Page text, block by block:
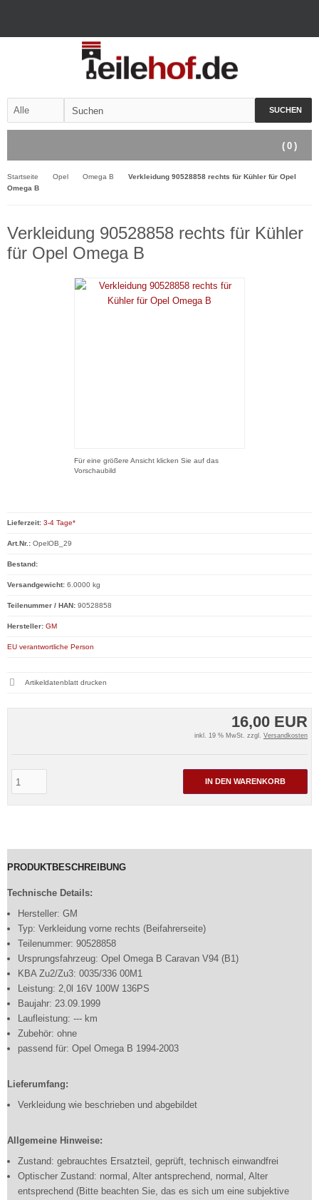
SUCHEN
( 0 )
Startseite Opel Omega B
Verkleidung 90528858 rechts für Kühler für Opel
Omega B
Verkleidung 90528858 rechts für Kühler
für Opel Omega B
Für eine größere Ansicht klicken Sie auf das
Vorschaubild
16,00 EUR
inkl. 19 % MwSt. zzgl. Versandkosten
IN DEN WARENKORB
Lieferzeit: 3-4 Tage*
Art.Nr.: OpelOB_29
Bestand:
Versandgewicht: 6.0000 kg
Teilenummer / HAN: 90528858
Hersteller: GM
EU verantwortliche Person
Artikeldatenblatt drucken
PRODUKTBESCHREIBUNG
Technische Details:
Hersteller: GM
Typ: Verkleidung vorne rechts (Beifahrerseite)
Teilenummer: 90528858
Ursprungsfahrzeug: Opel Omega B Caravan V94 (B1)
KBA Zu2/Zu3: 0035/336 00M1
Leistung: 2,0l 16V 100W 136PS
Baujahr: 23.09.1999
Laufleistung: --- km
Zubehör: ohne
passend für: Opel Omega B 1994-2003
Lieferumfang:
Verkleidung wie beschrieben und abgebildet
Allgemeine Hinweise:
Zustand: gebrauchtes Ersatzteil, geprüft, technisch einwandfrei
Optischer Zustand: normal, Alter antsprechend, normal, Alter
entsprechend (Bitte beachten Sie, das es sich um eine subjektive